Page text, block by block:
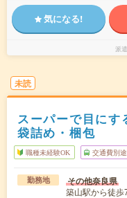
気になる!
派
未読
スーパーで目にす
袋詰め・梱包
職種未経験OK 交通費別
勤務地 その他奈良県
築山駅から徒歩